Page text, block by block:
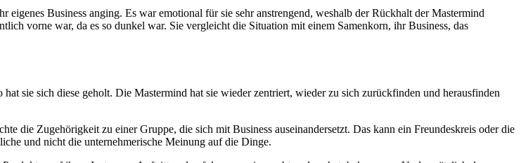
Business anging. Es war emotional für sie sehr anstrengend, weshalb der Rückhalt der Mastermind
vorne war, da es so dunkel war. Sie vergleicht die Situation mit einem Samenkorn, ihr Business, das
sie sich diese geholt. Die Mastermind hat sie wieder zentriert, wieder zu sich zurückfinden und herausfinden
die Zugehörigkeit zu einer Gruppe, die sich mit Business auseinandersetzt. Das kann ein Freundeskreis oder die
und nicht die unternehmerische Meinung auf die Dinge.